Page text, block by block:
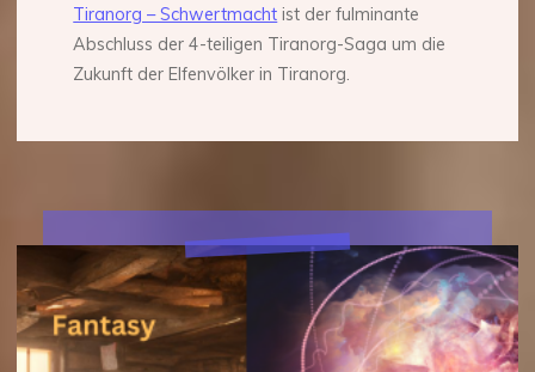
Tiranorg – Schwertmacht ist der fulminante
Abschluss der 4-teiligen Tiranorg-Saga um die
Zukunft der Elfenvölker in Tiranorg.
Fantasy
meets
künstliche
Intelligenz